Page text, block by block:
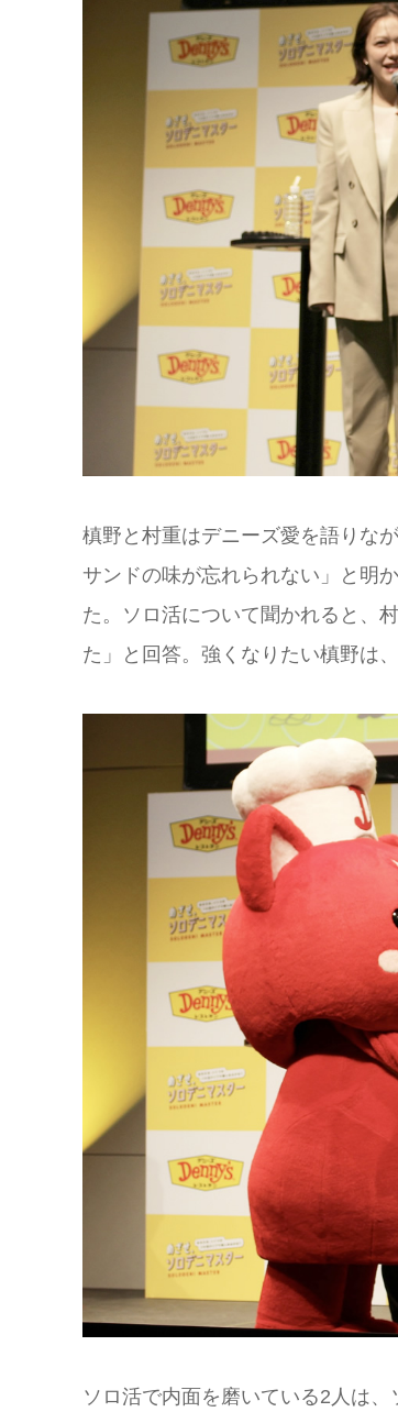
槙野と村重はデニーズ愛を語りな
サンドの味が忘れられない」と明
た。ソロ活について聞かれると、
た」と回答。強くなりたい槙野は
ソロ活で内面を磨いている2人は